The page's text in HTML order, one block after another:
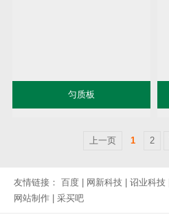
匀质板
上一页 1 2
友情链接： 百度 网新科技 诏业科技
网站制作
采买吧